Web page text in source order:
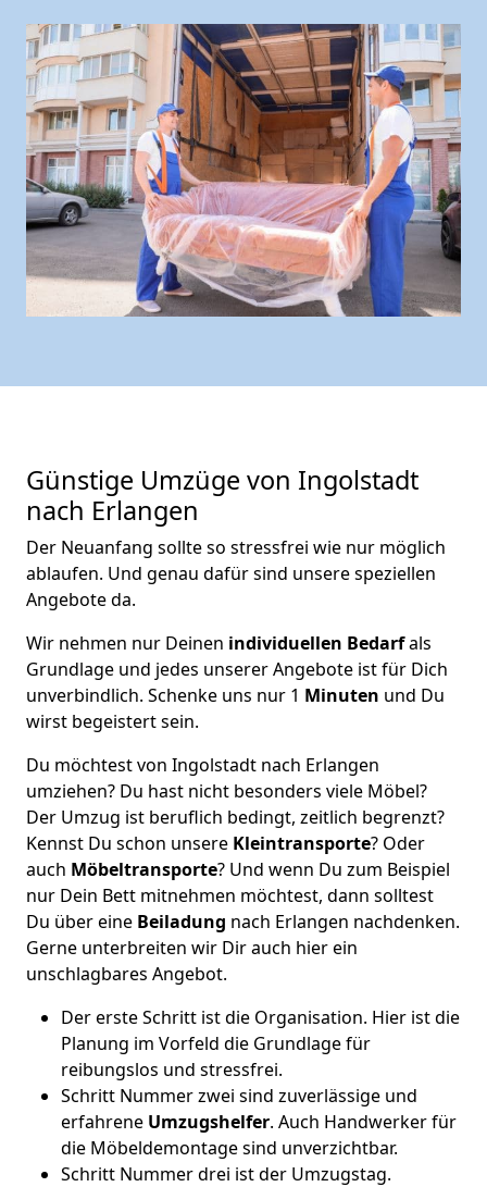
Günstige Umzüge von Ingolstadt
nach Erlangen
Der Neuanfang sollte so stressfrei wie nur möglich
ablaufen. Und genau dafür sind unsere speziellen
Angebote da.
Wir nehmen nur Deinen individuellen Bedarfals
Grundlage und jedes unserer Angebote ist für Dich
unverbindlich. Schenke uns nur 1 Minuten und Du
wirst begeistert sein.
Du möchtest von Ingolstadt nach Erlangen
umziehen? Du hast nicht besonders viele Möbel?
Der Umzug ist beruflich bedingt, zeitlich begrenzt?
Kennst Du schon unsere Kleintransporte? Oder
auch Möbeltransporte? Und wenn Du zum Beispiel
nur Dein Bett mitnehmen möchtest, dann solltest
Du über eine Beiladung nach Erlangen nachdenken.
Gerne unterbreiten wir Dir auch hier ein
unschlagbares Angebot.
Der erste Schritt ist die Organisation. Hier ist die
Planung im Vorfeld die Grundlage für
reibungslos und stressfrei.
Schritt Nummer zwei sind zuverlässige und
erfahrene Umzugshelfer. Auch Handwerker für
die Möbeldemontage sind unverzichtbar.
Schritt Nummer drei ist der Umzugstag.